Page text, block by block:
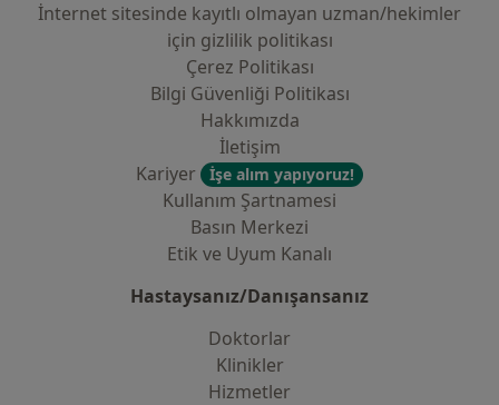
İnternet sitesinde kayıtlı olmayan uzman/hekimler
i̇çin gizlilik politikası
Çerez Politikası
Bilgi Güvenliği Politikası
Hakkımızda
İletişim
Kariyer
İşe alım yapıyoruz!
Kullanım Şartnamesi
Basın Merkezi
Etik ve Uyum Kanalı
Hastaysanız/Danışansanız
Doktorlar
Klinikler
Hizmetler